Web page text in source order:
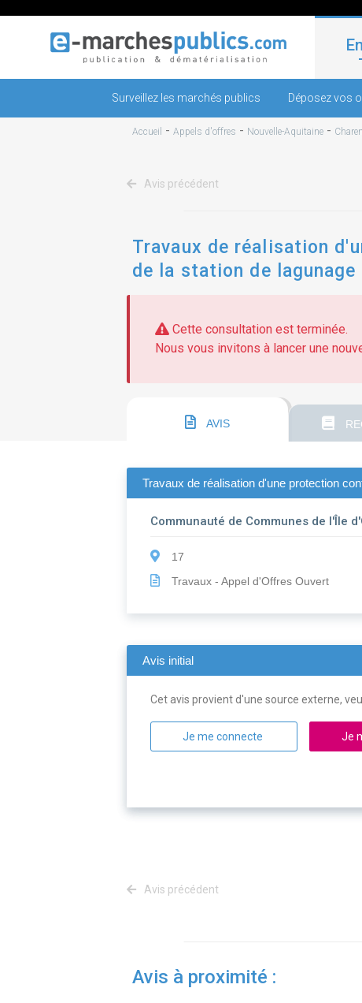
Surveillez les marchés publics Déposez vos
Accueil - Appels d'offres - Nouvelle-Aquitaine -
Avis précédent
Travaux de réalisation
de la station de
Cette consultation est terminée.
Nous vous invitons à lancer une
AVIS
Travaux de réalisation d'une protection
Communauté de Communes de l'Île
17
Travaux - Appel d'Offres Ouvert
Avis initial
Cet avis provient d'une source externe,
Je me connecte Je
Avis précédent
Avis à proximité :